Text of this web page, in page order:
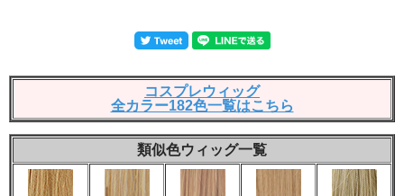
コスプレウィッグ
全カラー182色一覧はこちら
類似色ウィッグ一覧